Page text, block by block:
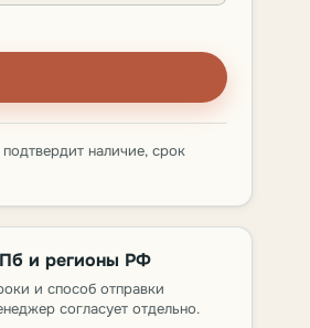
наличие, срок
и регионы РФ
и способ отправки
согласует отдельно.